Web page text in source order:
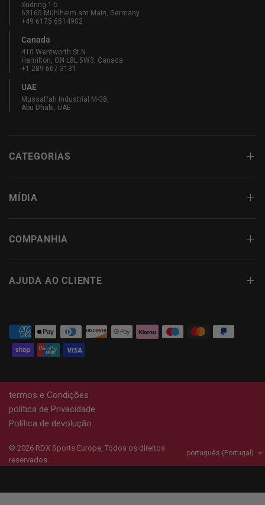
Südring 1-5
63165 Mühlheim am Main, Germany
+49 6175 6514902
Canada
410 Wentworth St N
Hamilton, ON L8L 5W3, Canada
+1 289 667 3131
UAE
Mussaffah Industrial M-38,
Abu Dhabi, UAE
CATEGORIAS
MÍDIA
COMPANHIA
AJUDA AO CLIENTE
termos e Condições
política de Privacidade
Política de devolução
© 2026 RDX Sports Europe, Todos os direitos
reservados.